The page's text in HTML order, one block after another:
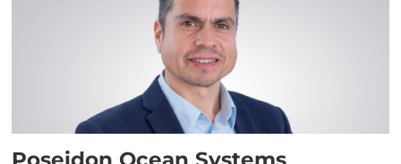
Poseidon Ocean Systems